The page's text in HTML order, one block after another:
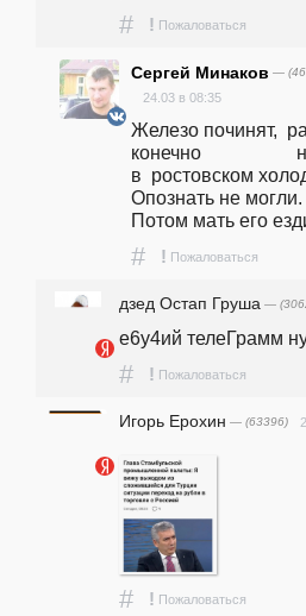
# ! Пожаловаться
Сергей Минаков —
24.03 в 08:35
Железо починят,
конечно
в  ростовском
Опознать не
Потом мать его
# ! Пожаловаться
дзед Остап Груша —
е6у4ий телеГрамм
# ! Пожаловаться
Игорь Ерохин — (63396)
# ! Пожаловаться